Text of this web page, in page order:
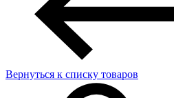
Вернуться к списку товаров